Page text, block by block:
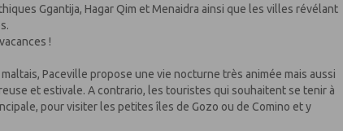
Ggantija, Hagar Qim et Menaidra ainsi que les villes révélant
!
Paceville propose une vie nocturne très animée mais aussi
et estivale. A contrario, les touristes qui souhaitent se tenir à
pour visiter les petites îles de Gozo ou de Comino et y